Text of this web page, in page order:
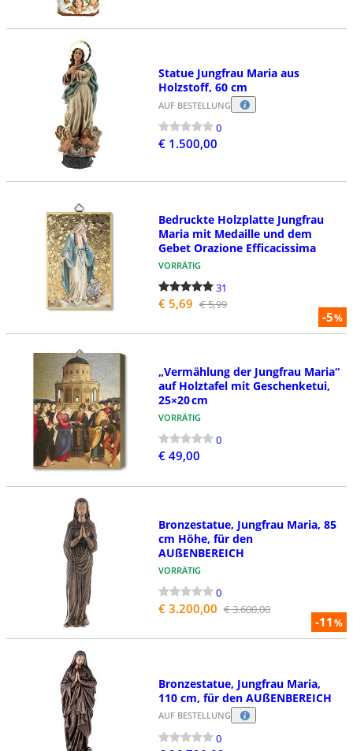
Statue Jungfrau Maria aus
Holzstoff, 60 cm
AUF BESTELLUNG
0
€ 1.500,00
-5%
Bedruckte Holzplatte Jungfrau
Maria mit Medaille und dem
Gebet Orazione Efficacissima
VORRÄTIG
31
€ 5,69 € 5,99
„Vermählung der Jungfrau Maria“
auf Holztafel mit Geschenketui,
25×20 cm
VORRÄTIG
0
€ 49,00
-11%
Bronzestatue, Jungfrau Maria, 85
cm Höhe, für den
AUßENBEREICH
VORRÄTIG
0
€ 3.200,00 € 3.600,00
Bronzestatue, Jungfrau Maria,
110 cm, für den AUßENBEREICH
AUF BESTELLUNG
0